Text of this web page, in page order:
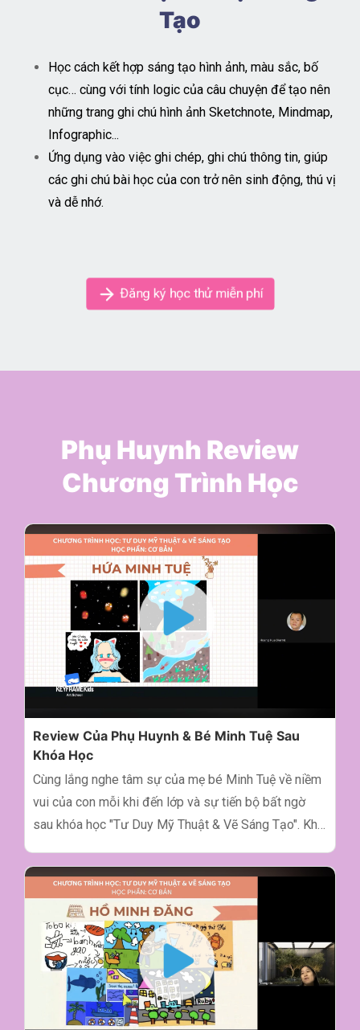
Tạo
Học cách kết hợp sáng tạo hình ảnh, màu sắc, bố
cục… cùng với tính logic của câu chuyện để tạo nên
những trang ghi chú hình ảnh Sketchnote, Mindmap,
Infographic...
Ứng dụng vào việc ghi chép, ghi chú thông tin, giúp
các ghi chú bài học của con trở nên sinh động, thú vị
và dễ nhớ.
Đăng ký học thử miễn phí
Phụ Huynh Review
Chương Trình Học
Review Của Phụ Huynh & Bé Minh Tuệ Sau
Khóa Học
Cùng lắng nghe tâm sự của mẹ bé Minh Tuệ về niềm
vui của con mỗi khi đến lớp và sự tiến bộ bất ngờ
sau khóa học "Tư Duy Mỹ Thuật & Vẽ Sáng Tạo". Khi
công lớn nhất. Keyframe Kids vô cùng hạnh phúc khi
được đồng hành cùng bé trên hành trình này. Xin cảm
ơn gia đình!